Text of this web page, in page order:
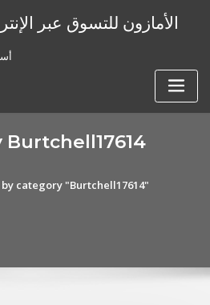
الأمازون للتسوق عبر
Burtchell17614
category "Burtchell17614"